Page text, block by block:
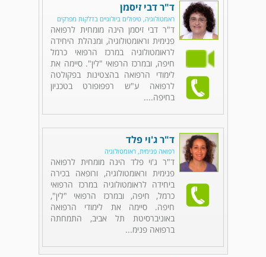
ד"ר דבי זיסמן
ראמטולוגיה, טיפולים ביולוגיים בדלקות מפרקים
ד"ר דבי זיסמן הינה מומחית לרפואה
פנימית וראומטולוגיה, ומנהלת היחידה
לראומטולוגיה במרכז הרפואי כרמל
חיפה, ובמרכז הרפואי "לין". סיימה את
לימודי הרפואה בהצטינות בפקולטה
לרפואה ע"ש רפפופורט בטכניון
בחיפה....
ד"ר ג'וי פלד
רפואה פנימית, ראומטולוגיה
ד"ר ג'וי פלד הינה מומחית לרפואה
פנימית וראומטולוגיה, ורופאה בכירה
ביחידה לראומטולוגיה במרכז הרפואי
כרמל, חיפה, ובמרכז הרפואי "לין",
חיפה. סיימה את לימודי הרפואה
באוניברסיטת תל אביב, התמחתה
ברפואה פנימ...